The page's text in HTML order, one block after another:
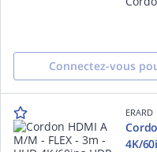
Connectez-vous
ERARD
4K/